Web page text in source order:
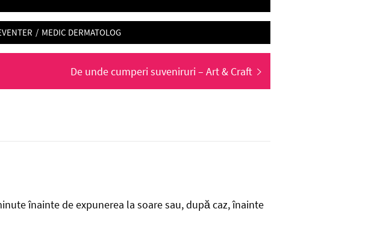
/ MEDIC DERMATOLOG
Next
post:
De unde cumperi suveniruri – Art & Craft
înainte de expunerea la soare sau, după caz, înainte